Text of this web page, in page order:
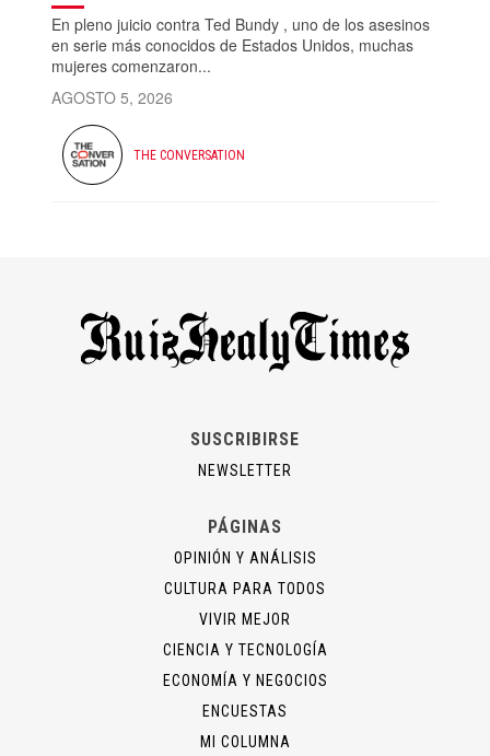
En pleno juicio contra Ted Bundy , uno de los asesinos
en serie más conocidos de Estados Unidos, muchas
mujeres comenzaron...
AGOSTO 5, 2026
THE CONVERSATION
SUSCRIBIRSE
NEWSLETTER
PÁGINAS
OPINIÓN Y ANÁLISIS
CULTURA PARA TODOS
VIVIR MEJOR
CIENCIA Y TECNOLOGÍA
ECONOMÍA Y NEGOCIOS
ENCUESTAS
MI COLUMNA